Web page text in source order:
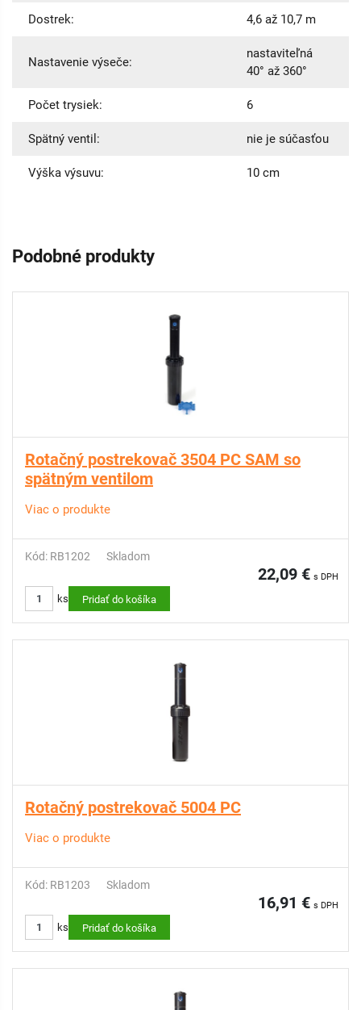
Dostrek: 4,6 až 10,7 m
Nastavenie výseče:
nastaviteľná
40° až 360°
Počet trysiek: 6
Spätný ventil: nie je súčasťou
Výška výsuvu: 10 cm
Podobné produkty
Rotačný postrekovač 3504 PC SAM so
spätným ventilom
Viac o produkte
Kód: RB1202 Skladom
22,09 € s DPH
ks Pridať do košíka
Rotačný postrekovač 5004 PC
Viac o produkte
Kód: RB1203 Skladom
16,91 € s DPH
ks Pridať do košíka